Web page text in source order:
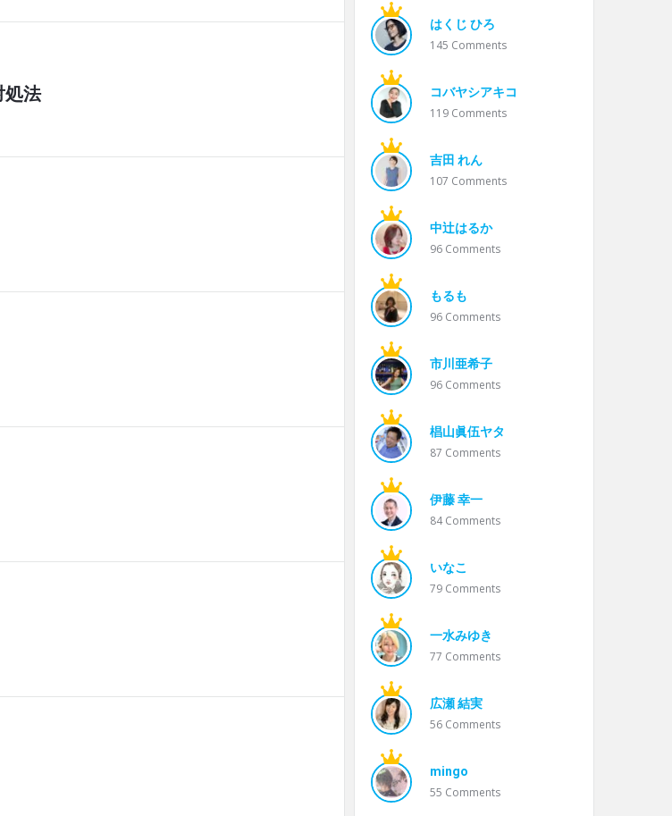
処法
はくじ ひろ
145 Comments
コバヤシアキコ
119 Comments
吉田 れん
107 Comments
中辻はるか
96 Comments
もるも
96 Comments
市川亜希子
96 Comments
椙山眞伍ヤタ
87 Comments
伊藤 幸一
84Comments
いなこ
79 Comments
一水みゆき
77 Comments
広瀬 結実
56 Comments
mingo
55 Comments